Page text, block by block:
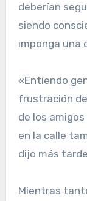
deberían
siendo
imponga una
«Entiendo
frustración
de los
en la calle
dijo más
Mientras